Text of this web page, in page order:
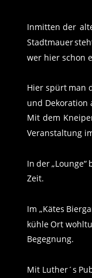
Inmitten der
Stadtmauer
wer hier schon
Hier spürt man
und Dekoration
Mit dem
Veranstaltung
In der„Lounge“
Zeit.
Im „Kätes
kühleOrt
Begegnung.
Mit Luther´s